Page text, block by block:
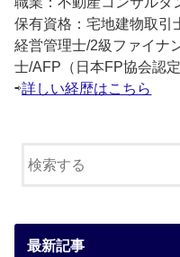
保有資格：宅地建物取引
経営管理士/2級ファイナ
士/AFP（日本FP協会認
⇨詳しい経歴はこちら
最新記事